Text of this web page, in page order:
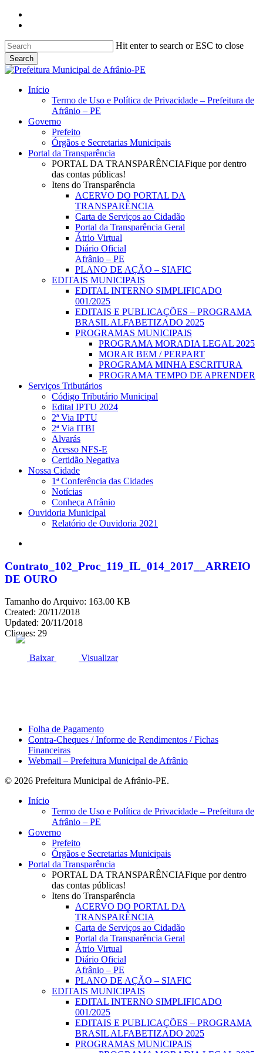
Skip
content
Hit enter to search or ESC to close
Search
Close
search
Menu
Início
Termo de Uso e Política de Privacidade – Prefeitura de
Afrânio – PE
Governo
Prefeito
Órgãos e Secretarias Municipais
Portal da Transparência
PORTAL DA TRANSPARÊNCIAFique por dentro
das contas públicas!
Itens do Transparência
ACERVO DO PORTAL DA
TRANSPARÊNCIA
Carta de Serviços ao Cidadão
Portal da Transparência Geral
Átrio Virtual
Diário Oficial
Afrânio – PE
PLANO DE AÇÃO – SIAFIC
EDITAIS MUNICIPAIS
EDITAL INTERNO SIMPLIFICADO
001/2025
EDITAIS E PUBLICAÇÕES – PROGRAMA
BRASIL ALFABETIZADO 2025
PROGRAMAS MUNICIPAIS
PROGRAMA MORADIA LEGAL 2025
MORAR BEM / PERPART
PROGRAMA MINHA ESCRITURA
PROGRAMA TEMPO DE APRENDER
Serviços Tributários
Código Tributário Municipal
Edital IPTU 2024
2ª Via IPTU
2ª Via ITBI
Alvarás
Acesso NFS-E
Certidão Negativa
Nossa Cidade
1ª Conferência das Cidades
Notícias
Conheça Afrânio
Ouvidoria Municipal
Relatório de Ouvidoria 2021
Contrato_102_Proc_119_IL_014_2017__ARREIO
DE OURO
Tamanho do Arquivo: 163.00 KB
Created: 20/11/2018
Updated: 20/11/2018
Cliques: 29
Baixar Visualizar
Folha de Pagamento
Contra-Cheques / Informe de Rendimentos / Fichas
Financeiras
Webmail – Prefeitura Municipal de Afrânio
© 2026 Prefeitura Municipal de Afrânio-PE.
Close
Início
Termo de Uso e Política de Privacidade – Prefeitura de
Afrânio – PE
Governo
Prefeito
Órgãos e Secretarias Municipais
Portal da Transparência
PORTAL DA TRANSPARÊNCIAFique por dentro
das contas públicas!
Itens do Transparência
ACERVO DO PORTAL DA
TRANSPARÊNCIA
Carta de Serviços ao Cidadão
Portal da Transparência Geral
Átrio Virtual
Diário Oficial
Afrânio – PE
PLANO DE AÇÃO – SIAFIC
EDITAIS MUNICIPAIS
EDITAL INTERNO SIMPLIFICADO
001/2025
EDITAIS E PUBLICAÇÕES – PROGRAMA
BRASIL ALFABETIZADO 2025
PROGRAMAS MUNICIPAIS